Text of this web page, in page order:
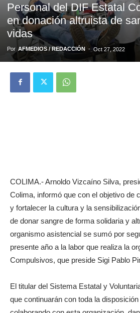
Personal del DIF Estatal
en donación altruista de
vidas
Por AFMEDIOS / REDACCIÓN - Oct 27, 2022
COLIMA.- Arnoldo Vizcaíno Silva,
Colima, informó que con el objetivo de
y fortalecer la cultura y la
de donar sangre de forma solidaria y
organismo asistencial se sumó por
presente año a la labor que realiza la
Compulsivos, que preside Sigi Pablo
El titular del Sistema Estatal y
que continuarán con toda la